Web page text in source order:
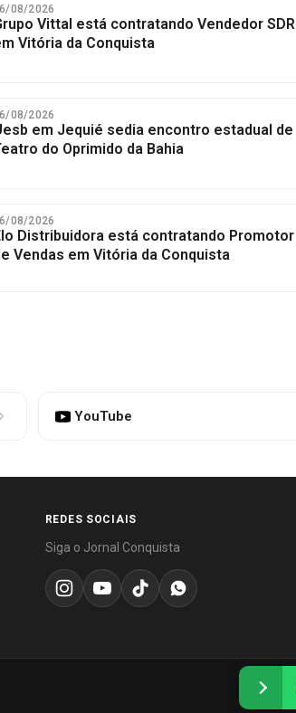
08/2026
Vittal está contratando Vendedor SDR
Vitória da Conquista
08/2026
em Jequié sedia encontro estadual de
do Oprimido da Bahia
08/2026
Distribuidora está contratando Promotor
Vendas em Vitória da Conquista
YouTube
REDES SOCIAIS
Siga o Jornal Conquista